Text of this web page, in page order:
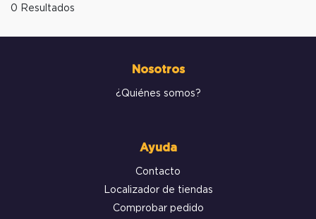
0 Resultados
Nosotros
¿Quiénes somos?
Ayuda
Contacto
Localizador de tiendas
Comprobar pedido